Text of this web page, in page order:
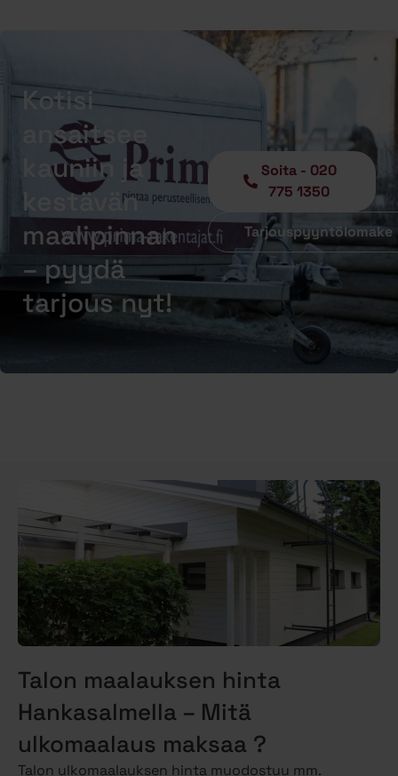
Kotisi
ansaitsee
kauniin ja
kestävän
maalipinnan
– pyydä
tarjous nyt!
Soita - 020
775 1350
Tarjouspyyntölomake
Talon maalauksen hinta
Hankasalmella – Mitä
ulkomaalaus maksaa ?
Talon ulkomaalauksen hinta muodostuu mm.